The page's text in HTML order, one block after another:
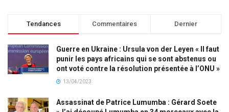
Tendances Commentaires Dernier
Guerre en Ukraine : Ursula von der Leyen « Il faut
punir les pays africains qui se sont abstenus ou
ont voté contre la résolution présentée à l’ONU »
13/04/2023
Assassinat de Patrice Lumumba : Gérard Soete